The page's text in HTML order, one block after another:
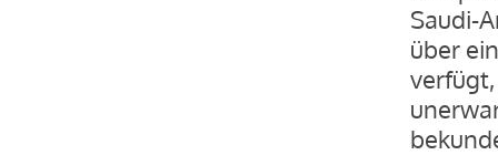
Saudi-
über
verfügt,